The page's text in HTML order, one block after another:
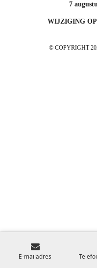
7
WIJZIGING
© COPYRIGHT
E-mailadres